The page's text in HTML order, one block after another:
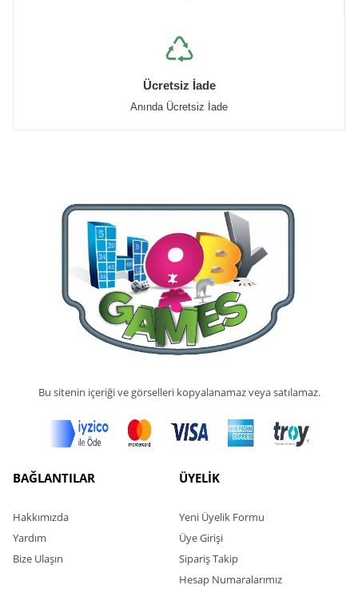
Ücretsiz İade
Anında Ücretsiz İade
Bu sitenin içeriği ve görselleri kopyalanamaz veya satılamaz.
BAĞLANTILAR
Hakkımızda
Yardım
Bize Ulaşın
ÜYELİK
Yeni Üyelik Formu
Üye Girişi
Sipariş Takip
Hesap Numaralarımız